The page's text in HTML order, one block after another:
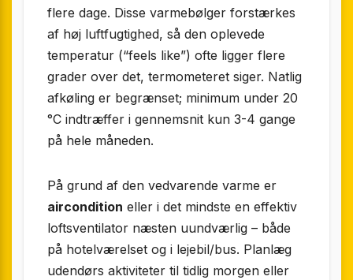
flere dage. Disse varmebølger forstærkes
af høj luftfugtighed, så den oplevede
temperatur (“feels like”) ofte ligger flere
grader over det, termometeret siger. Natlig
afkøling er begrænset; minimum under 20
°C indtræffer i gennemsnit kun 3-4 gange
på hele måneden.
På grund af den vedvarende varme er
aircondition eller i det mindste en effektiv
lofts­ventilator næsten uundværlig – både
på hotelværelset og i lejebil/bus. Planlæg
udendørs aktiviteter til tidlig morgen eller